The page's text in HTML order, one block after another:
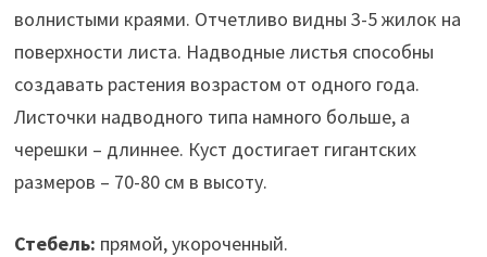
волнистыми краями. Отчетливо видны 3-5 жилок на
поверхности листа. Надводные листья способны
создавать растения возрастом от одного года.
Листочки надводного типа намного больше, а
черешки – длиннее. Куст достигает гигантских
размеров – 70-80 см в высоту.
Стебель: прямой, укороченный.